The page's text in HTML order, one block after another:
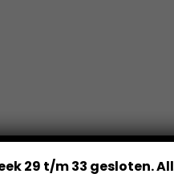
29 t/m 33 gesloten.